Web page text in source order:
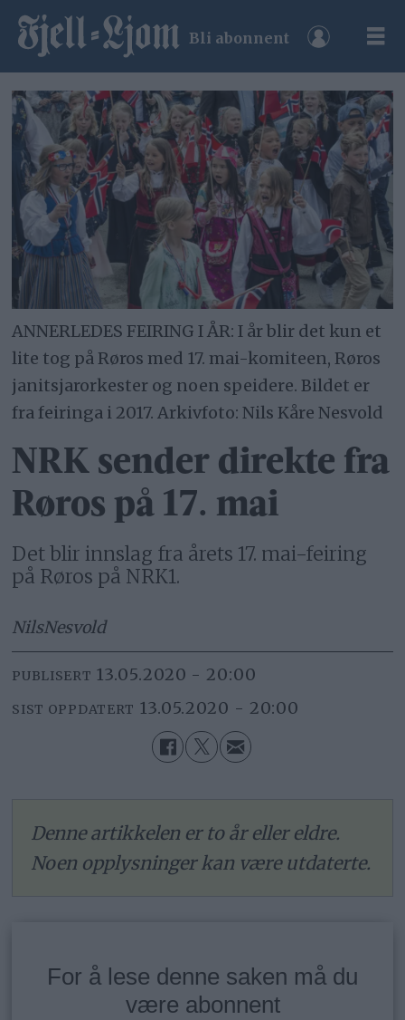
Bli abonnent
ANNERLEDES FEIRING I ÅR: I år blir det kun et
lite tog på Røros med 17. mai-komiteen, Røros
janitsjarorkester og noen speidere. Bildet er
fra feiringa i 2017. Arkivfoto: Nils Kåre Nesvold
NRK sender direkte fra
Røros på 17. mai
Det blir innslag fra årets 17. mai-feiring
på Røros på NRK1.
NilsNesvold
PUBLISERT 13.05.2020 - 20:00
SIST OPPDATERT 13.05.2020 - 20:00
Denne artikkelen er to år eller eldre.
Noen opplysninger kan være utdaterte.
For å lese denne saken må du
være abonnent